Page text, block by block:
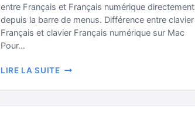
entre Français et Français numérique directement
depuis la barre de menus. Différence entre clavier
Français et clavier Français numérique sur Mac
Pour…
LIRE LA SUITEPASSER
CLAVIER
DU